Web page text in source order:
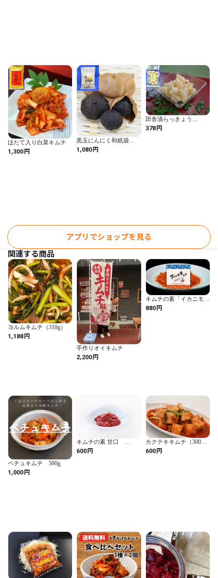
ほたて入り白菜キムチ
1,300円
黒玉にんにく和紙袋
110g
1,080円
田舎漬らっきょう
（140g）
378円
アプリでショップを見る
関連する商品
ヨルムキムチ（310g）
1,188円
手作りオイキムチ
2,200円
キムチの素「イカニモキ
ムチ」
880円
ペチュキムチ 500g
1,000円
キムチの素 甘口
100g （冷凍）
600円
カクテキキムチ（300
ｇ）
600円